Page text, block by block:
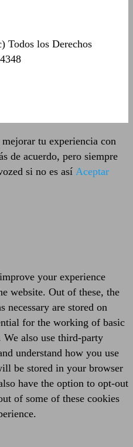
Todos los Derechos
tu experiencia con
de acuerdo, pero siempre
si no es así Aceptar
your experience
website. Out of these, the
necessary are stored on
for the working of basic
also use third-party
understand how you use
be stored in your browser
have the option to opt-out
of some of these cookies